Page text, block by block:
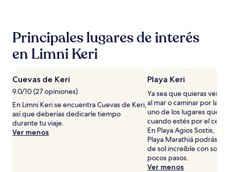
de
noche
para
adultos.
precios
disponibilidad
están
Principales lugares de interés
en Limni Keri
Cuevas de Keri
9.0/10 (27 opiniones)
En Limni Keri se encuentra Cuevas de Keri,
así que deberías dedicarle tiempo
durante tu viaje.
Ver menos
Playa Keri
Ya sea que quieras ver
al mar o caminar por la
uno de los lugares que
cuando estés por el
En Playa Agios Sostis,
Playa Marathiá podrás
de sol increíble con solo
pocos pasos.
Ver menos